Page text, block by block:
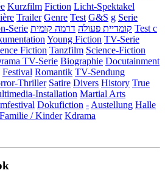
Kurzfilm Fiction Licht-Spektakel
Trailer Genre Test G&S g Serie
Serie קומדיית פעולה דרמה קומית
Test c
Young Fiction TV-Serie
Fiction Tanzfilm Science-Fiction
TV-Serie Biographie Docutainment
Festival Romantik TV-Sendung
Thriller Satire Divers History True
Installation Martial Arts
Dokufiction - Austellung Halle
Familie / Kinder Kdrama